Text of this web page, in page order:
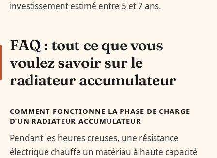
investissement estimé entre 5 et 7 ans.
FAQ : tout ce que vous
voulez savoir sur le
radiateur accumulateur
COMMENT FONCTIONNE LA PHASE DE CHARGE
D’UN RADIATEUR ACCUMULATEUR
Pendant les heures creuses, une résistance
électrique chauffe un matériau à haute capacité